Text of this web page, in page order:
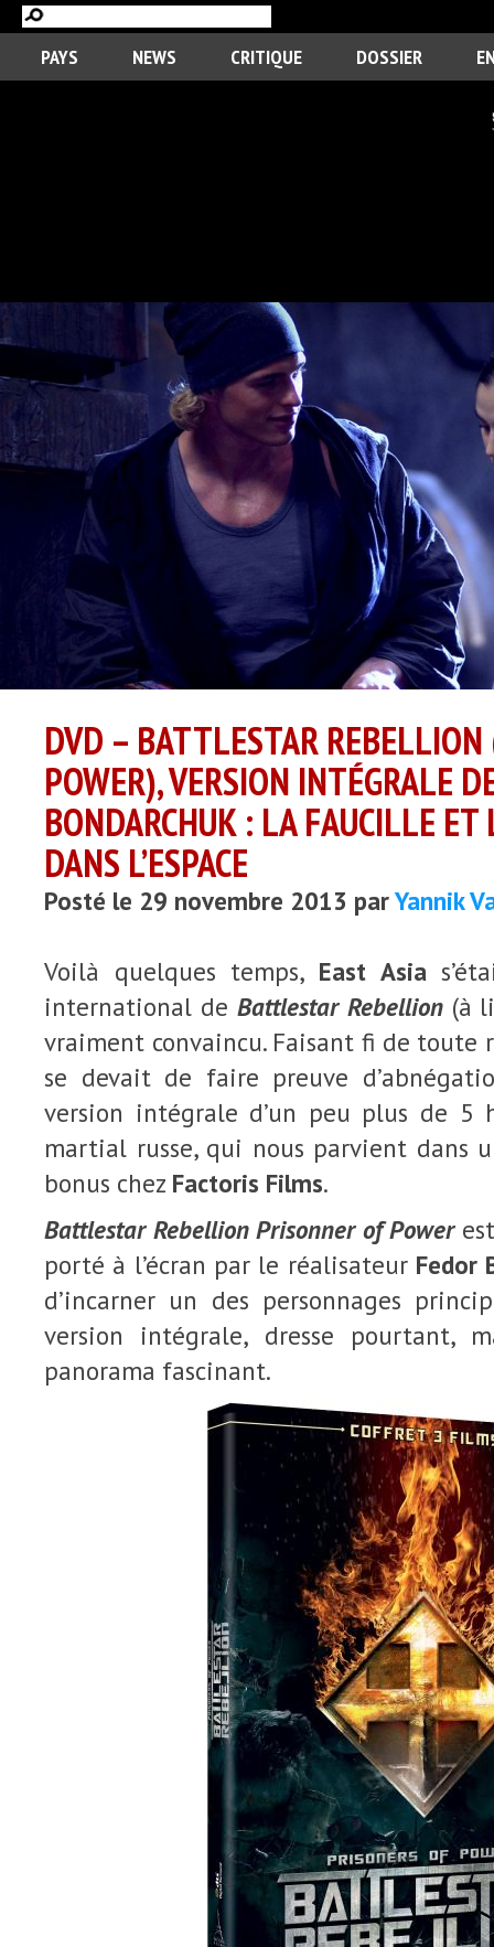
PAYS NEWS CRITIQUE DOSSIER
DVD – BATTLESTAR REBELLION
POWER), VERSION INTÉGRALE
BONDARCHUK : LA FAUCILLE
DANS L’ESPACE
Posté le 29 novembre 2013 parYannik
Voilà quelques temps, East Asia
international de Battlestar Rebellion (à
vraiment convaincu. Faisant fi de toute
se devait de faire preuve
version intégrale d’un peu plus de 5
martial russe, qui nous parvient dans
bonus chez Factoris Films.
Battlestar Rebellion Prisonner of Power
porté à l’écran par le réalisateur Fedor
d’incarner un des personnages
version intégrale, dresse pourtant,
panorama fascinant.